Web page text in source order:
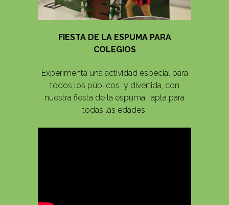
FIESTA DE LA ESPUMA PARA
COLEGIOS
Experimenta una actividad especial para
todos los públicos y divertida, con
nuestra fiesta de la espuma , apta para
todas las edades.